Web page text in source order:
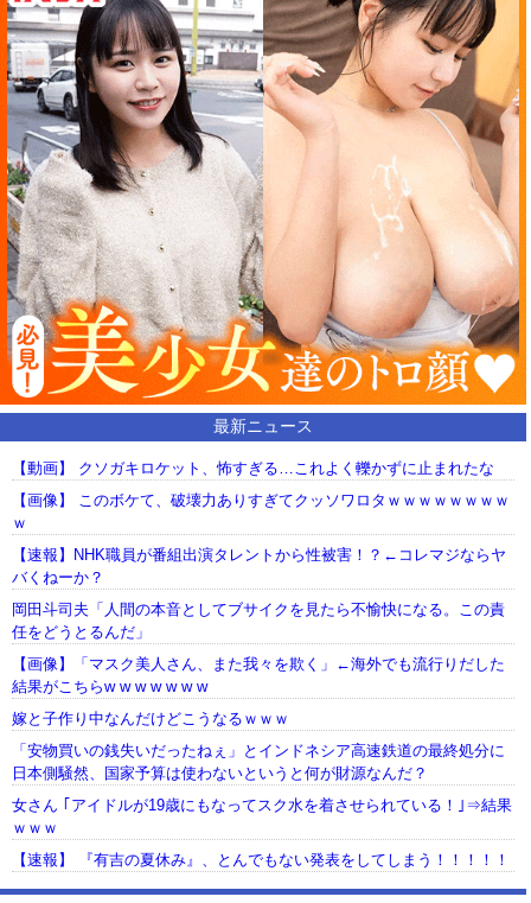
最新ニュース
【動画】 クソガキロケット、怖すぎる…これよく轢かずに止まれたな
【画像】 このボケて、破壊力ありすぎてクッソワロタｗｗｗｗｗｗｗｗ
ｗ
【速報】NHK職員が番組出演タレントから性被害！？←コレマジならヤ
バくねーか？
岡田斗司夫「人間の本音としてブサイクを見たら不愉快になる。この責
任をどうとるんだ」
【画像】「マスク美人さん、また我々を欺く」←海外でも流行りだした
結果がこちらw w w w w w w
嫁と子作り中なんだけどこうなるｗｗｗ
「安物買いの銭失いだったねぇ」とインドネシア高速鉄道の最終処分に
日本側騒然、国家予算は使わないというと何が財源なんだ？
女さん ｢アイドルが19歳にもなってスク水を着させられている！｣⇒結果
ｗｗｗ
【速報】 『有吉の夏休み』、とんでもない発表をしてしまう！！！！！
【動画】USJの禁止エリアに子どもたちが続々乱入 → スタッフが注意し